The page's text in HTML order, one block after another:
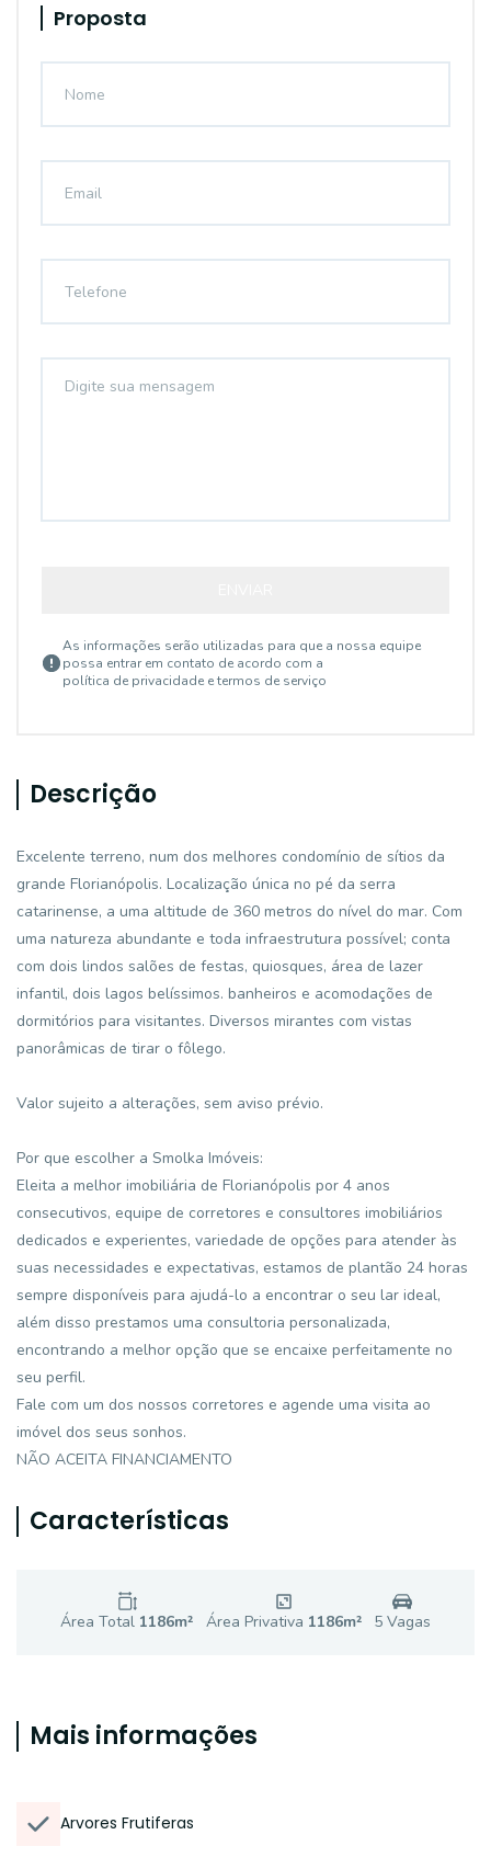
Proposta
As informações serão utilizadas para que a nossa equipe
possa entrar em contato de acordo com a
política de privacidade e termos de serviço
Descrição
Excelente terreno, num dos melhores condomínio de sítios da
grande Florianópolis. Localização única no pé da serra
catarinense, a uma altitude de 360 metros do nível do mar. Com
uma natureza abundante e toda infraestrutura possível; conta
com dois lindos salões de festas, quiosques, área de lazer
infantil, dois lagos belíssimos. banheiros e acomodações de
dormitórios para visitantes. Diversos mirantes com vistas
panorâmicas de tirar o fôlego.
Valor sujeito a alterações, sem aviso prévio.
Por que escolher a Smolka Imóveis:
Eleita a melhor imobiliária de Florianópolis por 4 anos
consecutivos, equipe de corretores e consultores imobiliários
dedicados e experientes, variedade de opções para atender às
suas necessidades e expectativas, estamos de plantão 24 horas
sempre disponíveis para ajudá-lo a encontrar o seu lar ideal,
além disso prestamos uma consultoria personalizada,
encontrando a melhor opção que se encaixe perfeitamente no
seu perfil.
Fale com um dos nossos corretores e agende uma visita ao
imóvel dos seus sonhos.
NÃO ACEITA FINANCIAMENTO
Características
Área Total 1186m² Área Privativa 1186m² 5Vagas
Mais informações
Arvores Frutiferas